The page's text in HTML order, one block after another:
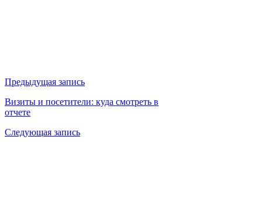
Предыдущая запись
Визиты и посетители: куда смотреть в
отчете
Следующая запись